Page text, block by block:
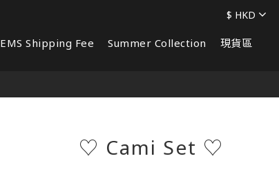
EMS Shipping Fee Summer Collection 現貨區
$ HKD
♡ Cami Set ♡